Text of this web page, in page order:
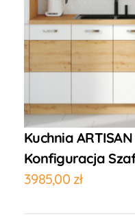
Kuchnia
Konfiguracja
3985,00 zł